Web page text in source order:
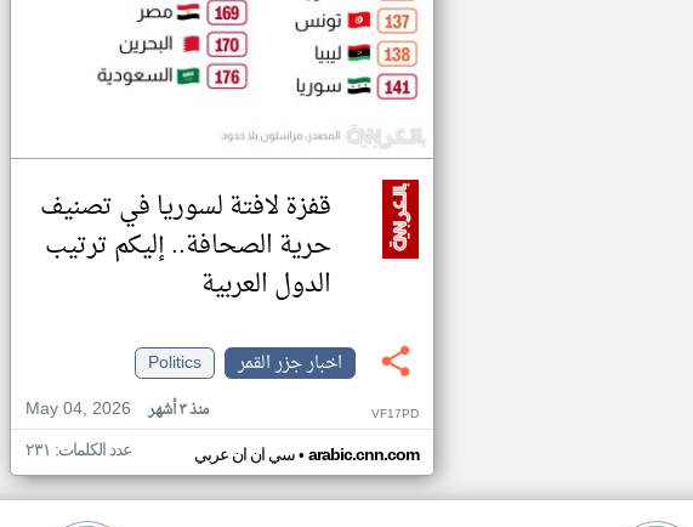
قفزة لافتة لسوريا في تصنيف
حرية الصحافة.. إليكم ترتيب
الدول العربية
اخبار جزر القمر
Politics
May 04, 2026
منذ ٣ أشهر VF17PD
سي ان ان عربي• arabic.cnn.com عدد الكلمات: ٢٣١